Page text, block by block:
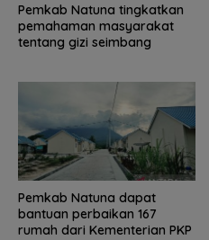
Pemkab Natuna tingkatkan
pemahaman masyarakat
tentang gizi seimbang
Pemkab Natuna dapat
bantuan perbaikan 167
rumah dari Kementerian PKP